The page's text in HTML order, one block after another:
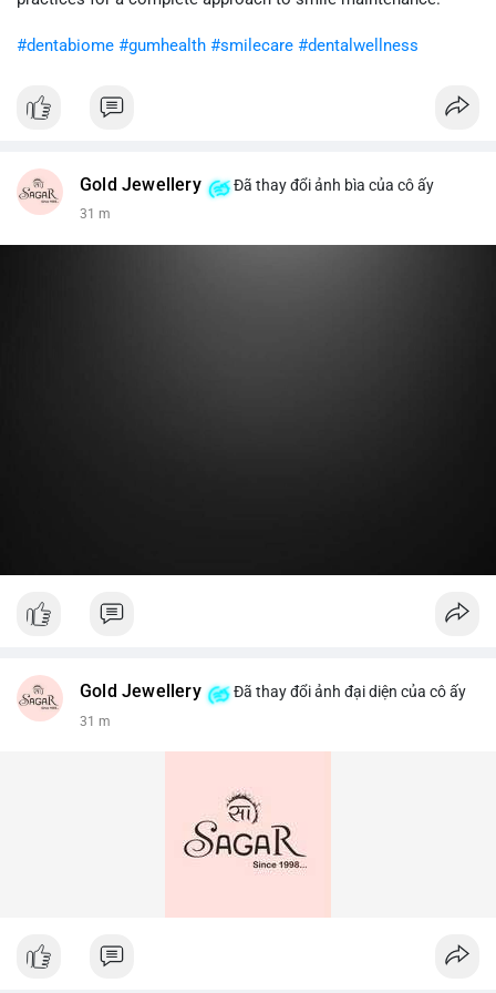
#dentabiome #gumhealth #smilecare #dentalwellness
Gold Jewellery Đã thay đổi ảnh bìa của cô ấy
31 m
Gold Jewellery Đã thay đổi ảnh đại diện của cô ấy
31 m